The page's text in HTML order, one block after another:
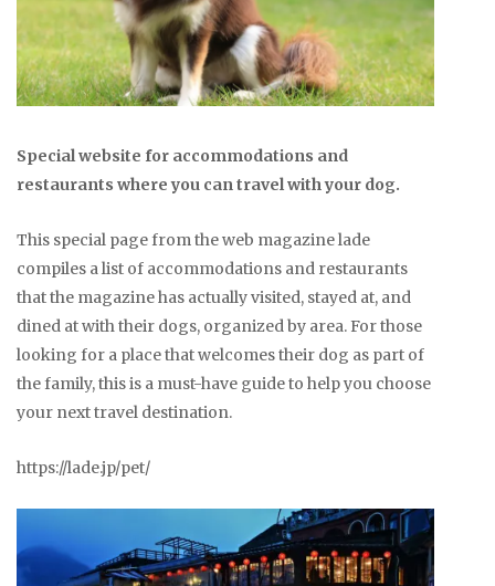
Special website for accommodations and
restaurants where you can travel with your dog.
This special page from the web magazine lade
compiles a list of accommodations and restaurants
that the magazine has actually visited, stayed at, and
dined at with their dogs, organized by area. For those
looking for a place that welcomes their dog as part of
the family, this is a must-have guide to help you choose
your next travel destination.
https://lade.jp/pet/